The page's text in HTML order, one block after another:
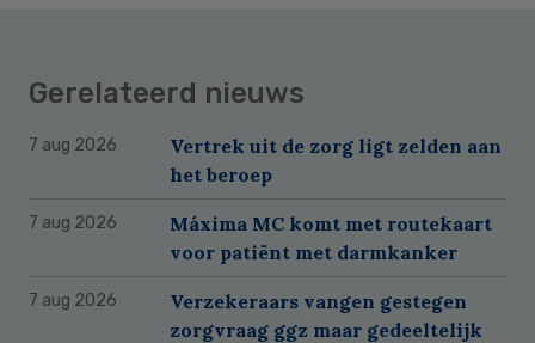
Gerelateerd nieuws
7 aug 2026
Vertrek uit de zorg ligt zelden aan
het beroep
7 aug 2026
Máxima MC komt met routekaart
voor patiënt met darmkanker
7 aug 2026
Verzekeraars vangen gestegen
zorgvraag ggz maar gedeeltelijk